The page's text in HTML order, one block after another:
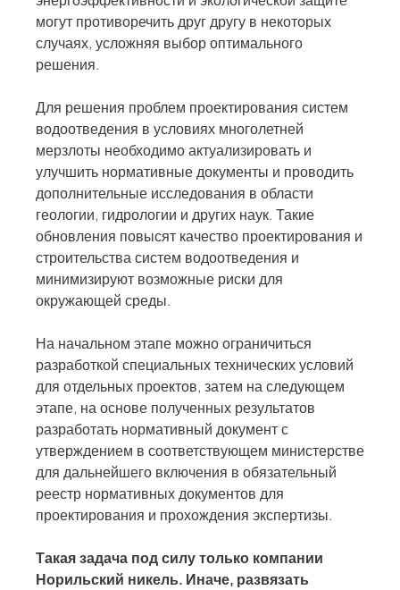
могут противоречить друг другу в некоторых
случаях, усложняя выбор оптимального
решения.
Для решения проблем проектирования систем
водоотведения в условиях многолетней
мерзлоты необходимо актуализировать и
улучшить нормативные документы и проводить
дополнительные исследования в области
геологии, гидрологии и других наук. Такие
обновления повысят качество проектирования и
строительства систем водоотведения и
минимизируют возможные риски для
окружающей среды.
На начальном этапе можно ограничиться
разработкой специальных технических условий
для отдельных проектов, затем на следующем
этапе, на основе полученных результатов
разработать нормативный документ с
утверждением в соответствующем министерстве
для дальнейшего включения в обязательный
реестр нормативных документов для
проектирования и прохождения экспертизы.
Такая задача под силу только компании
Норильский никель. Иначе, развязать